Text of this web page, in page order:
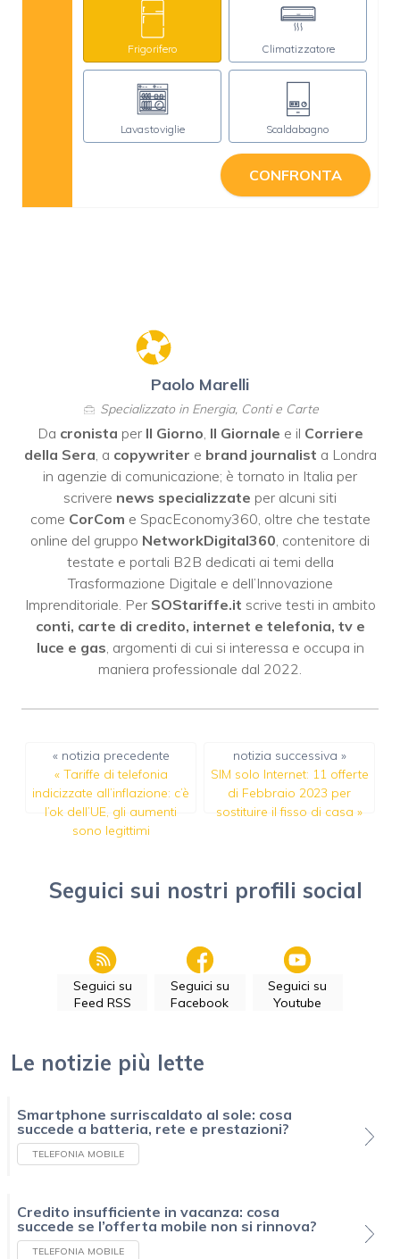
Frigorifero Climatizzatore
Lavastoviglie Scaldabagno
CONFRONTA
Paolo Marelli
Specializzato in Energia, Conti e Carte
Da cronista per Il Giorno, Il Giornale e il Corriere
della Sera, a copywriter e brand journalist a Londra
in agenzie di comunicazione; è tornato in Italia per
scrivere news specializzate per alcuni siti
come CorCom e SpacEconomy360, oltre che testate
online del gruppo NetworkDigital360, contenitore di
testate e portali B2B dedicati ai temi della
Trasformazione Digitale e dell’Innovazione
Imprenditoriale. Per SOStariffe.it scrive testi in ambito
conti, carte di credito, internet e telefonia, tv e
luce e gas, argomenti di cui si interessa e occupa in
maniera professionale dal 2022.
« notizia precedente
« Tariffe di telefonia
indicizzate all’inflazione: c’è
l’ok dell’UE, gli aumenti
sono legittimi
notizia successiva »
SIM solo Internet: 11 offerte
di Febbraio 2023 per
sostituire il fisso di casa »
Seguici sui nostri profili social
Seguici su
Feed RSS
Seguici su
Facebook
Seguici su
Youtube
Le notizie più lette
Smartphone surriscaldato al sole: cosa
succede a batteria, rete e prestazioni?
TELEFONIA MOBILE
Credito insufficiente in vacanza: cosa
succede se l’offerta mobile non si rinnova?
TELEFONIA MOBILE